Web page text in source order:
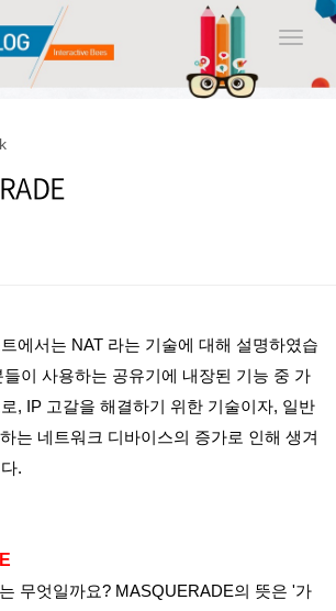
Toggle
에서는 NAT 라는 기술에 대해 설명하였습
이 사용하는 공유기에 내장된 기능 중 가
, IP 고갈을 해결하기 위한 기술이자, 일반
는 네트워크 디바이스의 증가로 인해 생겨
.
무엇일까요? MASQUERADE의 뜻은 '가